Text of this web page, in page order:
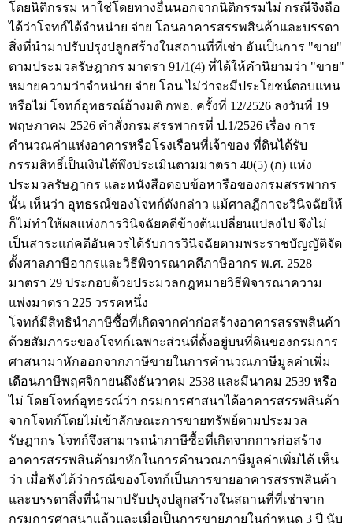
โดยนิติกรรม หาใช่โดยทางอื่นนอกจากนิติกรรมไม่ กรณีจึงถือ
ได้ว่าโจทก์ได้จำหน่าย จ่าย โอนอาคารสรรพสินค้าและบรรดา
สิ่งที่นำมาปรับปรุงปลูกสร้างในสถานที่ที่เช่า อันเป็นการ "ขาย"
ตามประมวลรัษฎากร มาตรา 91/1(4) ที่ได้ให้คำนิยามว่า "ขาย"
หมายความว่าจำหน่าย จ่าย โอน ไม่ว่าจะมีประโยชน์ตอบแทน
หรือไม่ โจทก์อุทธรณ์อ้างมติ กพอ. ครั้งที่ 12/2526 ลงวันที่ 19
พฤษภาคม 2526 คำสั่งกรมสรรพากรที่ ป.1/2526 เรื่อง การ
คำนวณค่าแห่งอาคารหรือโรงเรือนที่เจ้าของ ที่ดินได้รับ
กรรมสิทธิ์เป็นเงินได้พึงประเมินตามมาตรา 40(5) (ก) แห่ง
ประมวลรัษฎากร และหนังสือตอบข้อหารือของกรมสรรพากร
นั้น เห็นว่า อุทธรณ์ของโจทก์ดังกล่าว แม้ศาลฎีกาจะวินิจฉัยให้
ก็ไม่ทำให้ผลแห่งการวินิจฉัยคดีข้างต้นเปลี่ยนแปลงไป จึงไม่
เป็นสาระแก่คดีอันควรได้รับการวินิจฉัยตามพระราชบัญญัติจัด
ตั้งศาลภาษีอากรและวิธีพิจารณาคดีภาษีอากร พ.ศ. 2528
มาตรา 29 ประกอบด้วยประมวลกฎหมายวิธีพิจารณาความ
แพ่งมาตรา 225 วรรคหนึ่ง
โจทก์มีสิทธินำภาษีซื้อที่เกิดจากค่าก่อสร้างอาคารสรรพสินค้า
ด้วยสัมภาระของโจทก์เฉพาะส่วนที่ตั้งอยู่บนที่ดินของกรมการ
ศาสนามาหักออกจากภาษีขายในการคำนวณภาษีมูลค่าเพิ่ม
เดือนภาษีพฤศจิกายนถึงธันวาคม 2538 และมีนาคม 2539 หรือ
ไม่ โดยโจทก์อุทธรณ์ว่า กรมการศาสนาได้อาคารสรรพสินค้า
จากโจทก์โดยไม่เข้าลักษณะการขายทรัพย์ตามประมวล
รัษฎากร โจทก์จึงสามารถนำภาษีซื้อที่เกิดจากการก่อสร้าง
อาคารสรรพสินค้ามาหักในการคำนวณภาษีมูลค่าเพิ่มได้ เห็น
ว่า เมื่อฟังได้ว่ากรณีของโจทก์เป็นการขายอาคารสรรพสินค้า
และบรรดาสิ่งที่นำมาปรับปรุงปลูกสร้างในสถานที่ที่เช่าจาก
กรมการศาสนาแล้วและเมื่อเป็นการขายภายในกำหนด 3 ปี นับ